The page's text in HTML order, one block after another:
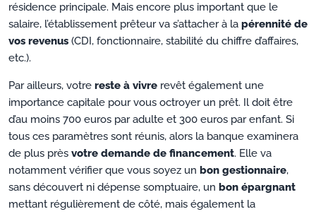
résidence principale. Mais encore plus important que le
salaire, l’établissement prêteur va s’attacher à la pérennité de
vos revenus (CDI, fonctionnaire, stabilité du chiffre d’affaires,
etc.).
Par ailleurs, votre reste à vivre revêt également une
importance capitale pour vous octroyer un prêt. Il doit être
d’au moins 700 euros par adulte et 300 euros par enfant. Si
tous ces paramètres sont réunis, alors la banque examinera
de plus près votre demande de financement. Elle va
notamment vérifier que vous soyez un bon gestionnaire,
sans découvert ni dépense somptuaire, un bon épargnant
mettant régulièrement de côté, mais également la